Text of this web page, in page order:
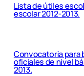
Lista de útiles
escolar 2012-2013.
Convocatoria para
oficiales de nivel
2013.